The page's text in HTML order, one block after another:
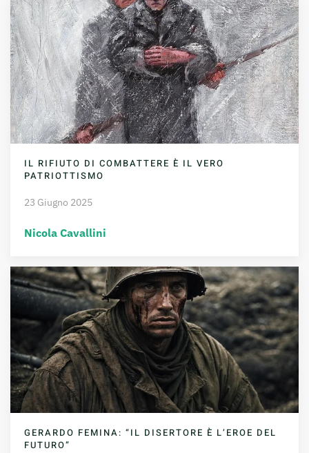
IL RIFIUTO DI COMBATTERE È IL VERO
PATRIOTTISMO
23 Giugno 2025
Nicola Cavallini
GERARDO FEMINA: “IL DISERTORE È L’EROE DEL
FUTURO”